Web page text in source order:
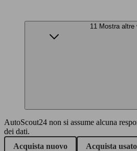
11 Mostra altre
AutoScout24 non si assume alcuna
dei dati.
Acquista nuovo
Acquista usato